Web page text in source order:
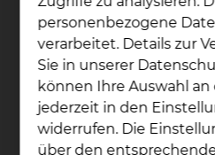
Für die 36./37.
für alle
für alle Zweit-
bei denen es
nach einem
personenbezogene
verarbeitet. Details zur
Sie in unserer
können Ihre Auswahl
jederzeit in den
widerrufen. Die
über den